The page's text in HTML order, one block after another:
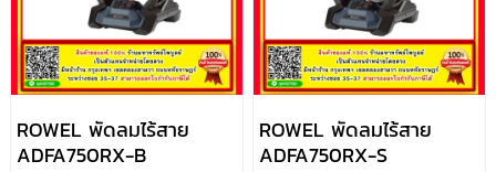
ROWEL พัดลมไร้สาย
ADFA750RX-B
ROWEL พัดลมไร้สาย
ADFA750RX-S